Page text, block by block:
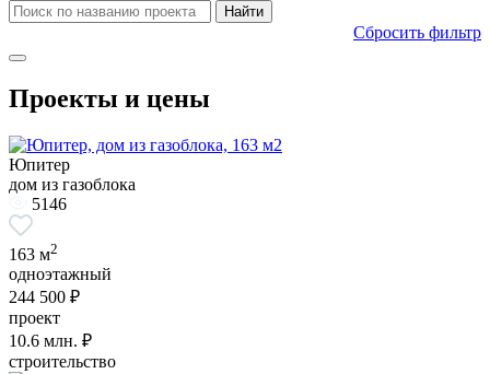
Сбросить фильтр
Проекты и цены
Юпитер
дом из газоблока
5146
163 м2
одноэтажный
244 500 ₽
проект
10.6 млн. ₽
строительство